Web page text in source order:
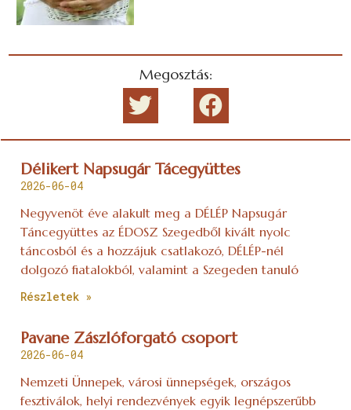
Megosztás:
Délikert Napsugár Tácegyüttes
2026-06-04
Negyvenöt éve alakult meg a DÉLÉP Napsugár
Táncegyüttes az ÉDOSZ Szegedből kivált nyolc
táncosból és a hozzájuk csatlakozó, DÉLÉP-nél
dolgozó fiatalokból, valamint a Szegeden tanuló
Részletek »
Pavane Zászlóforgató csoport
2026-06-04
Nemzeti Ünnepek, városi ünnepségek, országos
fesztiválok, helyi rendezvények egyik legnépszerűbb